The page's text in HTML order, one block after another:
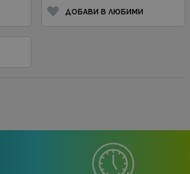
ДОБАВИ В ЛЮБИМИ